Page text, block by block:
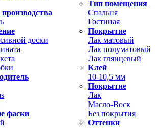
Тип помещения
Спальня
Гостиная
доски
Покрытие
Лак матовый
Лак полуматовый
Лак глянцевый
Клей
фаски
10-10,5 мм
Покрытие
Лак
Масло-Воск
Без покрытия
Оттенки